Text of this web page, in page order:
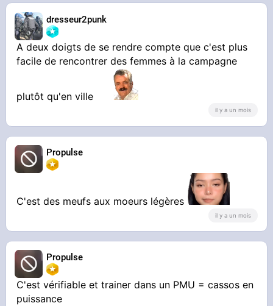
dresseur2punk
A deux doigts de se rendre compte que c'est plus
facile de rencontrer des femmes à la campagne
plutôt qu'en ville
il y a un mois
Propulse
C'est des meufs aux moeurs légères
il y a un mois
Propulse
C'est vérifiable et trainer dans un PMU = cassos en
puissance